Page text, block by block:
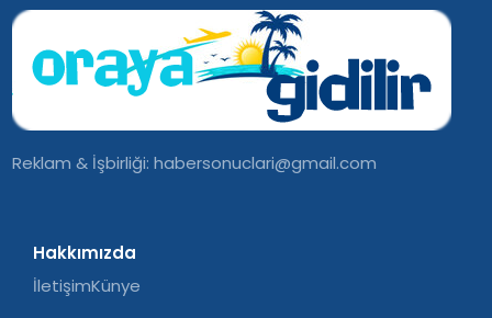
Reklam & İşbirliği:habersonuclari@gmail.com
Hakkımızda
İletişimKünye